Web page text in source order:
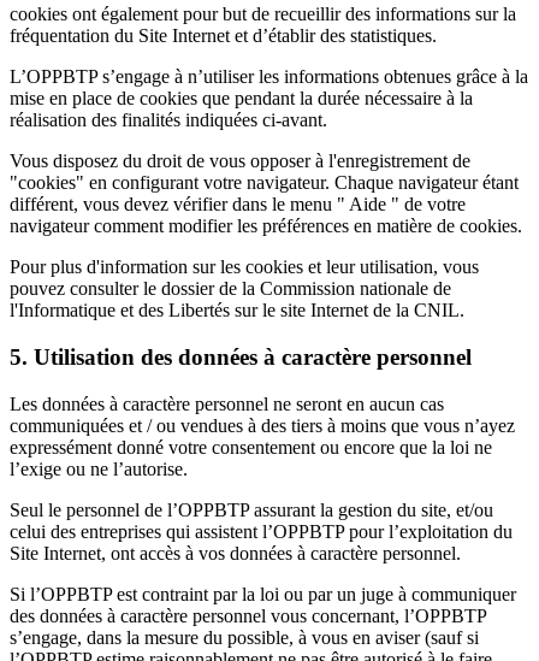
cookies ont également pour but de recueillir des informations sur la
fréquentation du Site Internet et d’établir des statistiques.
L’OPPBTP s’engage à n’utiliser les informations obtenues grâce à la
mise en place de cookies que pendant la durée nécessaire à la
réalisation des finalités indiquées ci-avant.
Vous disposez du droit de vous opposer à l'enregistrement de
"cookies" en configurant votre navigateur. Chaque navigateur étant
différent, vous devez vérifier dans le menu " Aide " de votre
navigateur comment modifier les préférences en matière de cookies.
Pour plus d'information sur les cookies et leur utilisation, vous
pouvez consulter le dossier de la Commission nationale de
l'Informatique et des Libertés sur le site Internet de la CNIL.
5. Utilisation des données à caractère personnel
Les données à caractère personnel ne seront en aucun cas
communiquées et / ou vendues à des tiers à moins que vous n’ayez
expressément donné votre consentement ou encore que la loi ne
l’exige ou ne l’autorise.
Seul le personnel de l’OPPBTP assurant la gestion du site, et/ou
celui des entreprises qui assistent l’OPPBTP pour l’exploitation du
Site Internet, ont accès à vos données à caractère personnel.
Si l’OPPBTP est contraint par la loi ou par un juge à communiquer
des données à caractère personnel vous concernant, l’OPPBTP
s’engage, dans la mesure du possible, à vous en aviser (sauf si